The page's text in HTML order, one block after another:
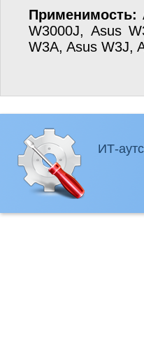
Применимость:
W3000J, Asus
W3A, Asus W3J,
ИТ-